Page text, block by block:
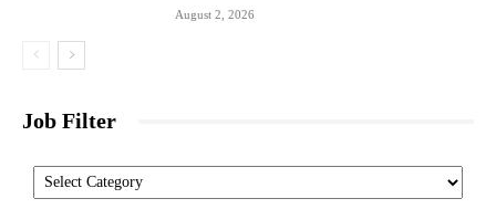
August 2, 2026
Job Filter
Categories